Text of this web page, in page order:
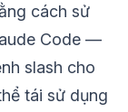
cách sử
Code —
slash cho
tái sử dụng